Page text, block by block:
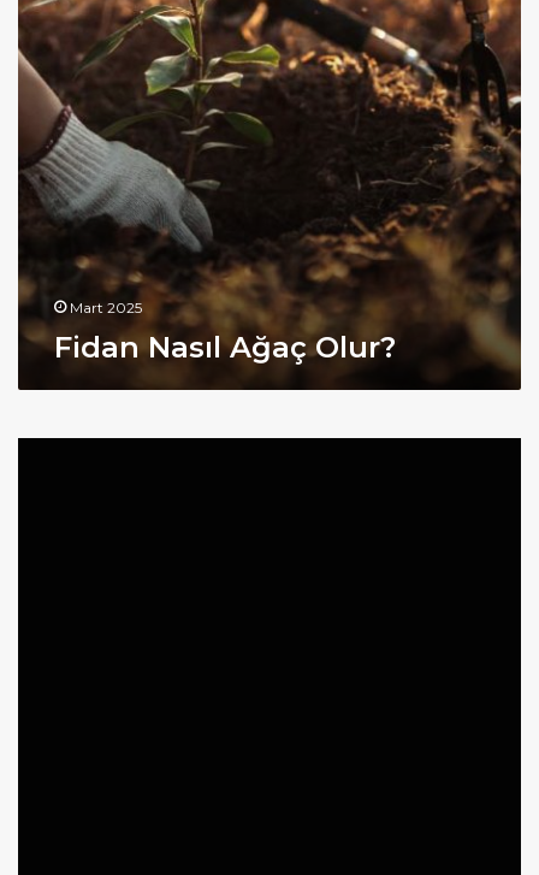
Mart 2025
Fidan Nasıl Ağaç Olur?